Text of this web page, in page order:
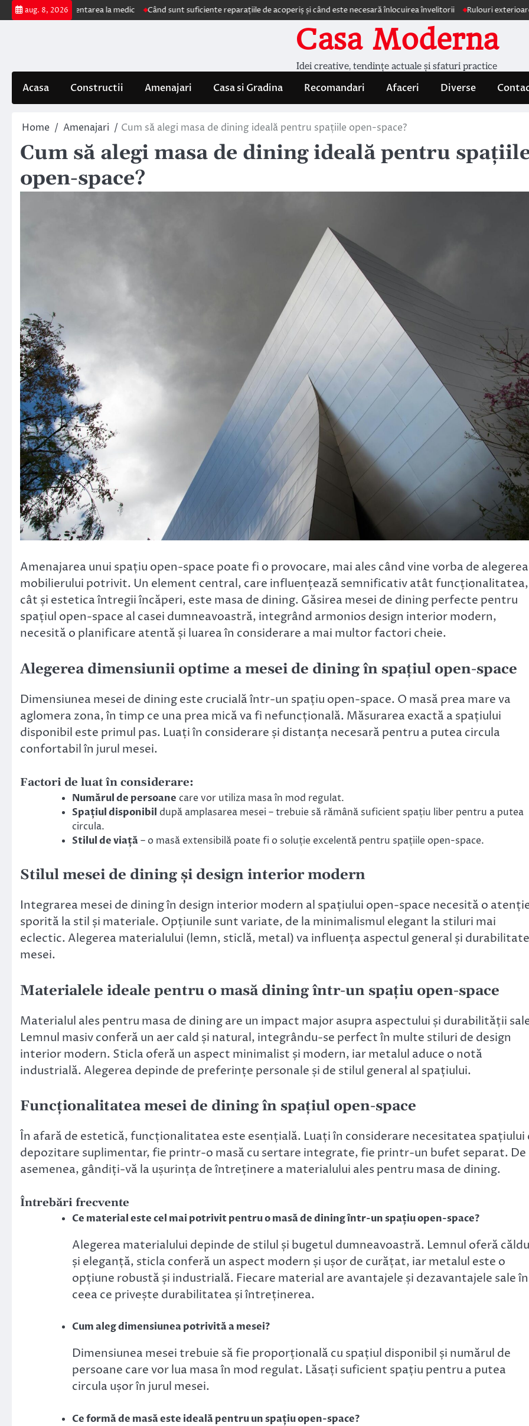
Skip
to
aug. 8, 2026
prezentarea la medic Când sunt suficiente reparațiile de acoperiș și când este necesară înlocuirea învelitorii Rulouri exterioare
Casa Moderna
Idei creative, tendințe actuale și sfaturi practice
Acasa Constructii Amenajari Casa si Gradina Recomandari Afaceri Diverse
Home Amenajari Cum să alegi masa de dining ideală pentru spațiile open-space?
Cum să alegi masa de dining ideală pentru
open-space?
Amenajarea unui spațiu open-space poate fi o provocare, mai ales când vine vorba de alegerea
mobilierului potrivit. Un element central, care influențează semnificativ atât funcționalitatea,
cât și estetica întregii încăperi, este masa de dining. Găsirea mesei de dining perfecte pentru
spațiul open-space al casei dumneavoastră, integrând armonios design interior modern,
necesită o planificare atentă și luarea în considerare a mai multor factori cheie.
Alegerea dimensiunii optime a mesei de dining în spațiul open-space
Dimensiunea mesei de dining este crucială într-un spațiu open-space. O masă prea mare va
aglomera zona, în timp ce una prea mică va fi nefuncțională. Măsurarea exactă a spațiului
disponibil este primul pas. Luați în considerare și distanța necesară pentru a putea circula
confortabil în jurul mesei.
Factori de luat în considerare:
Numărul de persoane care vor utiliza masa în mod regulat.
Spațiul disponibil după amplasarea mesei – trebuie să rămână suficient spațiu liber pentru a putea
circula.
Stilul de viață– o masă extensibilă poate fi o soluție excelentă pentru spațiile open-space.
Stilul mesei de dining și design interior modern
Integrarea mesei de dining în design interior modern al spațiului open-space necesită o
sporită la stil și materiale. Opțiunile sunt variate, de la minimalismul elegant la stiluri mai
eclectic. Alegerea materialului (lemn, sticlă, metal) va influența aspectul general și
mesei.
Materialele ideale pentru o masă dining într-un spațiu open-space
Materialul ales pentru masa de dining are un impact major asupra aspectului și durabilității
Lemnul masiv conferă un aer cald și natural, integrându-se perfect în multe stiluri de design
interior modern. Sticla oferă un aspect minimalist și modern, iar metalul aduce o notă
industrială. Alegerea depinde de preferințe personale și de stilul general al spațiului.
Funcționalitatea mesei de dining în spațiul open-space
În afară de estetică, funcționalitatea este esențială. Luați în considerare necesitatea spațiului
depozitare suplimentar, fie printr-o masă cu sertare integrate, fie printr-un bufet separat. De
asemenea, gândiți-vă la ușurința de întreținere a materialului ales pentru masa de dining.
Întrebări frecvente
Ce material este cel mai potrivit pentru o masă de dining într-un spațiu open-space?
Alegerea materialului depinde de stilul și bugetul dumneavoastră. Lemnul oferă
și eleganță, sticla conferă un aspect modern și ușor de curățat, iar metalul este o
opțiune robustă și industrială. Fiecare material are avantajele și dezavantajele sale în
ceea ce privește durabilitatea și întreținerea.
Cum aleg dimensiunea potrivită a mesei?
Dimensiunea mesei trebuie să fie proporțională cu spațiul disponibil și numărul de
persoane care vor lua masa în mod regulat. Lăsați suficient spațiu pentru a putea
circula ușor în jurul mesei.
Ce formă de masă este ideală pentru un spațiu open-space?